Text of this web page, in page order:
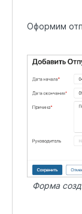
Оформим
Форма